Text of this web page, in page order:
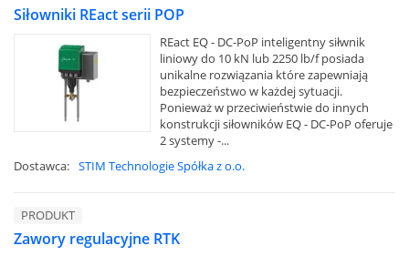
Siłowniki REact serii POP
REact EQ - DC-PoP inteligentny siłwnik
liniowy do 10 kN lub 2250 lb/f posiada
unikalne rozwiązania które zapewniają
bezpieczeństwo w każdej sytuacji.
Ponieważ w przeciwieństwie do innych
konstrukcji siłowników EQ - DC-PoP oferuje
2 systemy -...
Dostawca: STIM Technologie Spółka z o.o.
PRODUKT
Zawory regulacyjne RTK